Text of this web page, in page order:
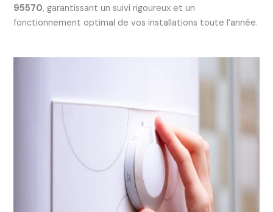
95570, garantissant un suivi rigoureux et un
fonctionnement optimal de vos installations toute l’année.